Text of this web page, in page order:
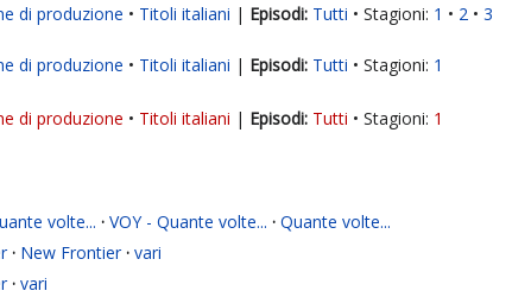
di produzione Titoli italiani | Tutti Stagioni: 1 2
3
di produzione Titoli italiani | Tutti Stagioni: 1
di produzione Titoli italiani | Tutti Stagioni: 1
volte... · VOY - Quante volte... · Quante volte...
· New Frontier · vari
· vari